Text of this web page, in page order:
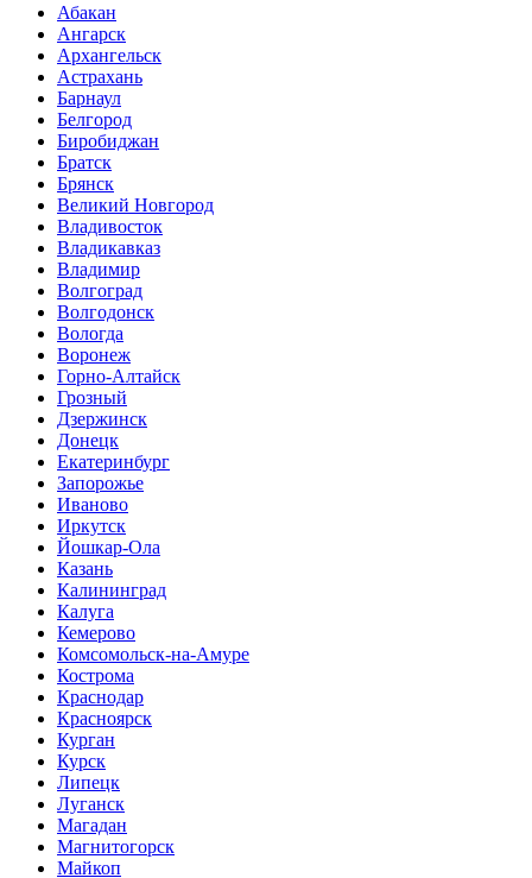
Абакан
Ангарск
Архангельск
Астрахань
Барнаул
Белгород
Биробиджан
Братск
Брянск
Великий Новгород
Владивосток
Владикавказ
Владимир
Волгоград
Волгодонск
Вологда
Воронеж
Горно-Алтайск
Грозный
Дзержинск
Донецк
Екатеринбург
Запорожье
Иваново
Иркутск
Йошкар-Ола
Казань
Калининград
Калуга
Кемерово
Комсомольск-на-Амуре
Кострома
Краснодар
Красноярск
Курган
Курск
Липецк
Луганск
Магадан
Магнитогорск
Майкоп